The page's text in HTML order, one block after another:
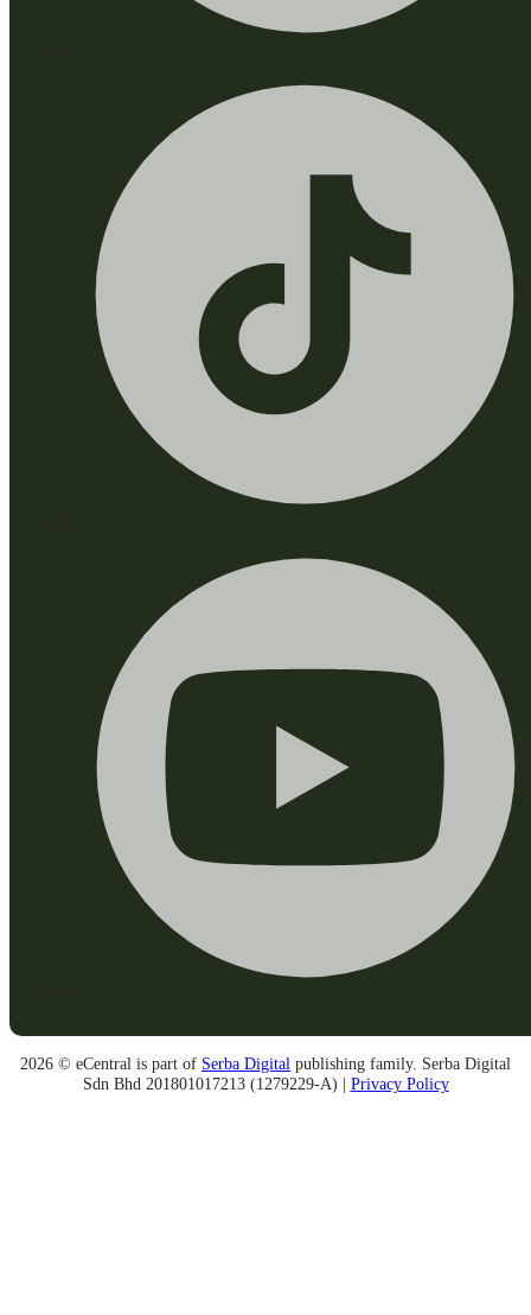
2026 © eCentral is part of Serba Digital publishing family. Serba Digital
Sdn Bhd 201801017213 (1279229-A) | Privacy Policy